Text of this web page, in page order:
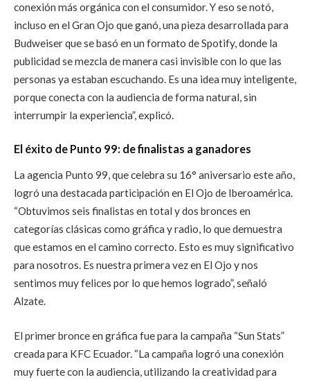
conexión más orgánica con el consumidor. Y eso se notó,
incluso en el Gran Ojo que ganó, una pieza desarrollada para
Budweiser que se basó en un formato de Spotify, donde la
publicidad se mezcla de manera casi invisible con lo que las
personas ya estaban escuchando. Es una idea muy inteligente,
porque conecta con la audiencia de forma natural, sin
interrumpir la experiencia”, explicó.
El éxito de Punto 99: de finalistas a ganadores
La agencia Punto 99, que celebra su 16° aniversario este año,
logró una destacada participación en El Ojo de Iberoamérica.
“Obtuvimos seis finalistas en total y dos bronces en
categorías clásicas como gráfica y radio, lo que demuestra
que estamos en el camino correcto. Esto es muy significativo
para nosotros. Es nuestra primera vez en El Ojo y nos
sentimos muy felices por lo que hemos logrado”, señaló
Alzate.
El primer bronce en gráfica fue para la campaña “Sun Stats”
creada para KFC Ecuador. “La campaña logró una conexión
muy fuerte con la audiencia, utilizando la creatividad para